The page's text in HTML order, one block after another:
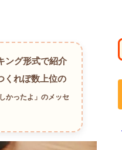
ング形式で紹介
くれぽ数上位の
かったよ」のメッセ